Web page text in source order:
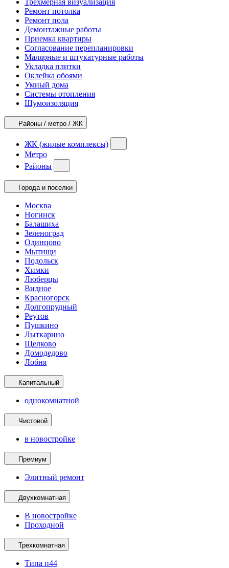
Трехмерная визуализация
Ремонт потолка
Ремонт пола
Демонтажные работы
Приемка квартиры
Согласование перепланировки
Малярные и штукатурные работы
Укладка плитки
Оклейка обоями
Умный дома
Системы отопления
Шумоизоляция
Районы / метро / ЖК
ЖК (жилые комплексы)
Метро
Районы
Города и поселки
Москва
Ногинск
Балашиха
Зеленоград
Одинцово
Мытищи
Подольск
Химки
Люберцы
Видное
Красногорск
Долгопрудный
Реутов
Пушкино
Лыткарино
Щелково
Домодедово
Лобня
Капитальный
однокомнатной
Чистовой
в новостройке
Премиум
Элитный ремонт
Двухкомнатная
В новостройке
Проходной
Трехкомнатная
Типа п44